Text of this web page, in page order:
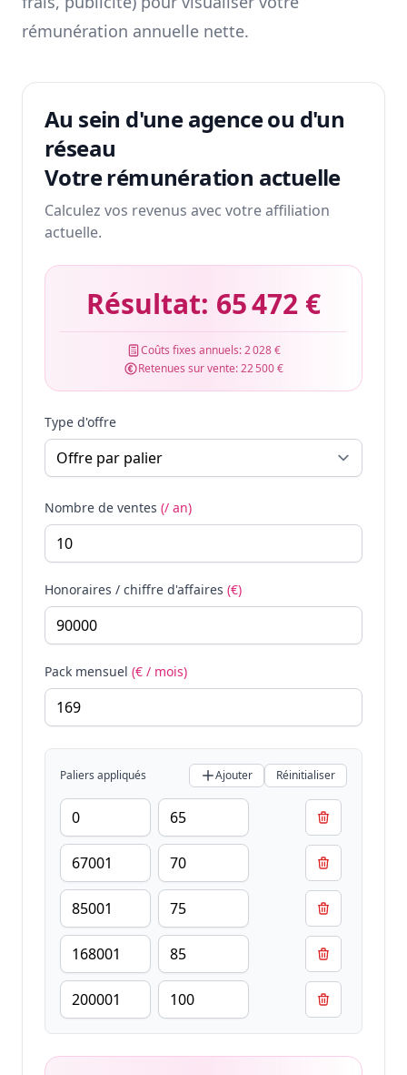
rémunération annuelle nette.
Au sein d'une agence ou d'un
réseau
Votre rémunération actuelle
Calculez vos revenus avec votre affiliation
actuelle.
Résultat: 65 472 €
Coûts fixes annuels:2 028 €
Retenues sur vente:22 500 €
Type d'offre
Nombre de ventes (/ an)
Honoraires / chiffre d'affaires (€)
Pack mensuel (€ / mois)
Paliers appliqués Ajouter Réinitialiser